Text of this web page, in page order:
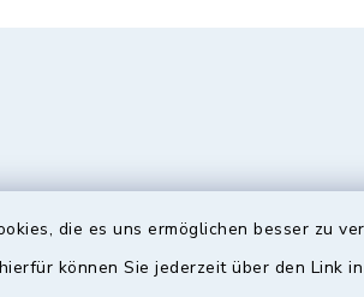
die es uns ermöglichen besser zu
können Sie jederzeit über den Link